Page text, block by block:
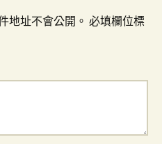
地址不會公開。 必填欄位標